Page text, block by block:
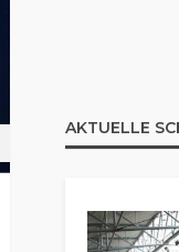
AKTUELLE